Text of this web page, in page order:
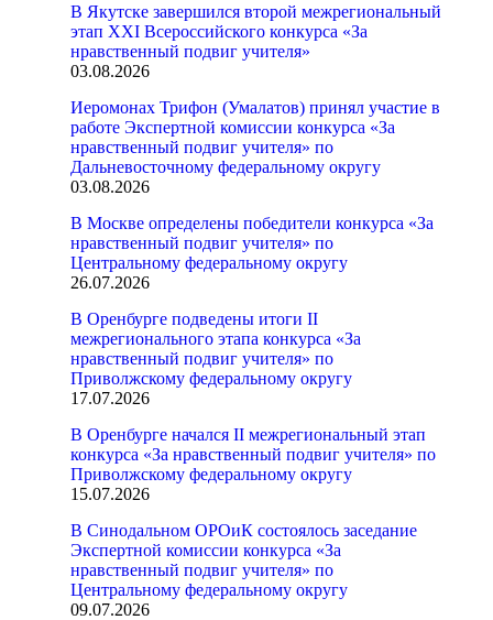
В Якутске завершился второй межрегиональный
этап XXI Всероссийского конкурса «За
нравственный подвиг учителя»
03.08.2026
Иеромонах Трифон (Умалатов) принял участие в
работе Экспертной комиссии конкурса «За
нравственный подвиг учителя» по
Дальневосточному федеральному округу
03.08.2026
В Москве определены победители конкурса «За
нравственный подвиг учителя» по
Центральному федеральному округу
26.07.2026
В Оренбурге подведены итоги II
межрегионального этапа конкурса «За
нравственный подвиг учителя» по
Приволжскому федеральному округу
17.07.2026
В Оренбурге начался II межрегиональный этап
конкурса «За нравственный подвиг учителя» по
Приволжскому федеральному округу
15.07.2026
В Синодальном ОРОиК состоялось заседание
Экспертной комиссии конкурса «За
нравственный подвиг учителя» по
Центральному федеральному округу
09.07.2026